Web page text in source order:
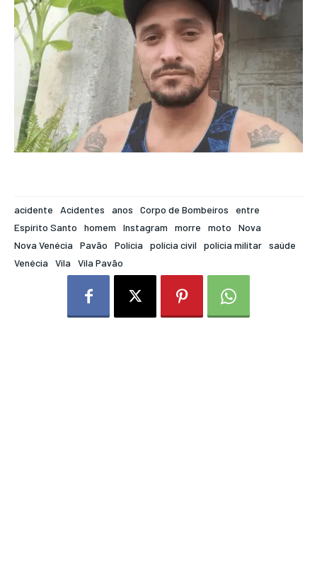
acidente Acidentes anos Corpo de Bombeiros
entre
Espírito Santo
homem Instagram morre moto
Nova
Nova Venécia
Pavão Polícia polícia civil polícia militar saúde
Venécia
Vila Vila Pavão